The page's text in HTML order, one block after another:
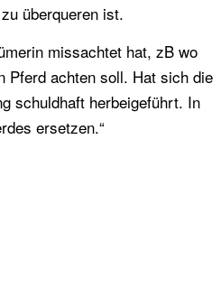
überqueren ist.
missachtet hat, zB wo
Pferd achten soll. Hat sich die
schuldhaft herbeigeführt. In
ersetzen.“